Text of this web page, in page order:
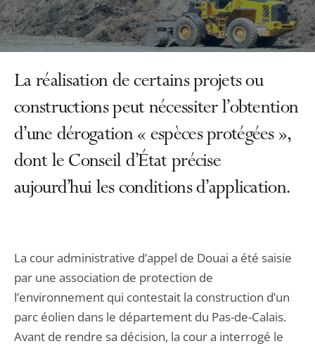
La réalisation de certains projets ou
constructions peut nécessiter l’obtention
d’une dérogation « espèces protégées »,
dont le Conseil d’État précise
aujourd’hui les conditions d’application.
La cour administrative d’appel de Douai a été saisie
par une association de protection de
l’environnement qui contestait la construction d’un
parc éolien dans le département du Pas-de-Calais.
Avant de rendre sa décision, la cour a interrogé le